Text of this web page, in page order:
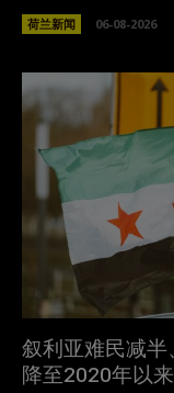
荷兰新闻 06-08-2026
叙利亚难民减
降至2020年以